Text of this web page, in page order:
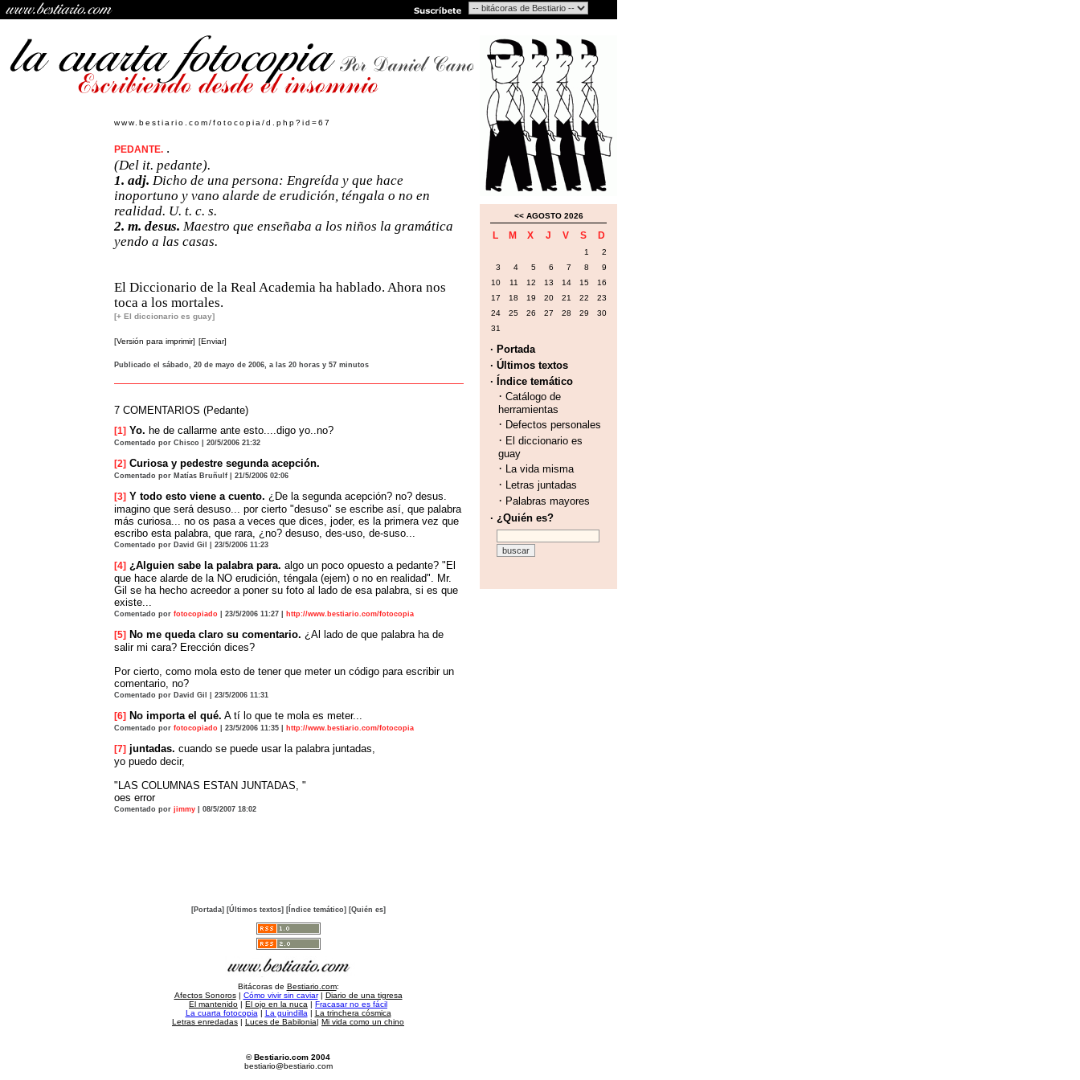
www.bestiario.com/fotocopia/d.php?id=67
PEDANTE. .
(Del it. pedante).
1. adj. Dicho de una persona: Engreída y que hace
inoportuno y vano alarde de erudición, téngala o no en
realidad. U. t. c. s.
2. m. desus. Maestro que enseñaba a los niños la gramática
yendo a las casas.
El Diccionario de la Real Academia ha hablado. Ahora nos
toca a los mortales.
[+ El diccionario es guay]
[Versión para imprimir] [Enviar]
Publicado el sábado, 20 de mayo de 2006, a las 20 horas y 57 minutos
7 COMENTARIOS (Pedante)
[1] Yo. he de callarme ante esto....digo yo..no?
Comentado por Chisco | 20/5/2006 21:32
[2] Curiosa y pedestre segunda acepción.
Comentado por Matías Bruñulf | 21/5/2006 02:06
[3] Y todo esto viene a cuento. ¿De la segunda acepción? no? desus.
imagino que será desuso... por cierto "desuso" se escribe así, que palabra
más curiosa... no os pasa a veces que dices, joder, es la primera vez que
escribo esta palabra, que rara, ¿no? desuso, des-uso, de-suso...
Comentado por David Gil | 23/5/2006 11:23
[4] ¿Alguien sabe la palabra para. algo un poco opuesto a pedante? "El
que hace alarde de la NO erudición, téngala (ejem) o no en realidad". Mr.
Gil se ha hecho acreedor a poner su foto al lado de esa palabra, si es que
existe...
Comentado por fotocopiado | 23/5/2006 11:27 | http://www.bestiario.com/fotocopia
[5] No me queda claro su comentario. ¿Al lado de que palabra ha de
salir mi cara? Erección dices?
Por cierto, como mola esto de tener que meter un código para escribir un
comentario, no?
Comentado por David Gil | 23/5/2006 11:31
[6] No importa el qué. A tí lo que te mola es meter...
Comentado por fotocopiado | 23/5/2006 11:35 | http://www.bestiario.com/fotocopia
[7] juntadas. cuando se puede usar la palabra juntadas,
yo puedo decir,
"LAS COLUMNAS ESTAN JUNTADAS, "
oes error
Comentado por jimmy | 08/5/2007 18:02
<< AGOSTO 2026
L M X J V S D
1
2
3
4 5 6 7 8
9
10
11 12 13 14 15
16
17
18 19 20 21 22
23
24
25 26 27 28 29
30
31
· Portada
· Últimos textos
· Índice temático
· Catálogo de
herramientas
· Defectos personales
· El diccionario es
guay
· La vida misma
· Letras juntadas
· Palabras mayores
· ¿Quién es?
[Portada] [Últimos textos] [Índice temático] [Quién es]
Bitácoras de Bestiario.com:
Afectos Sonoros| Cómo vivir sin caviar| Diario de una tigresa
El mantenido | El ojo en la nuca | Fracasar no es fácil
La cuarta fotocopia | La guindilla | La trinchera cósmica
Letras enredadas | Luces de Babilonia| Mi vida como un chino
© Bestiario.com 2004
bestiario@bestiario.com